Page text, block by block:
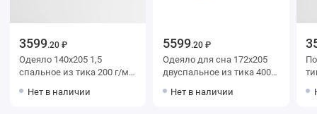
3599.20 ₽
Одеяло 140х205 1,5
спальное из тика 200 г/м2
BELASHOFF
Нет в наличии
5599.20 ₽
Одеяло для сна 172х205
двуспальное из тика 400
силиконизированное
Нет в наличии